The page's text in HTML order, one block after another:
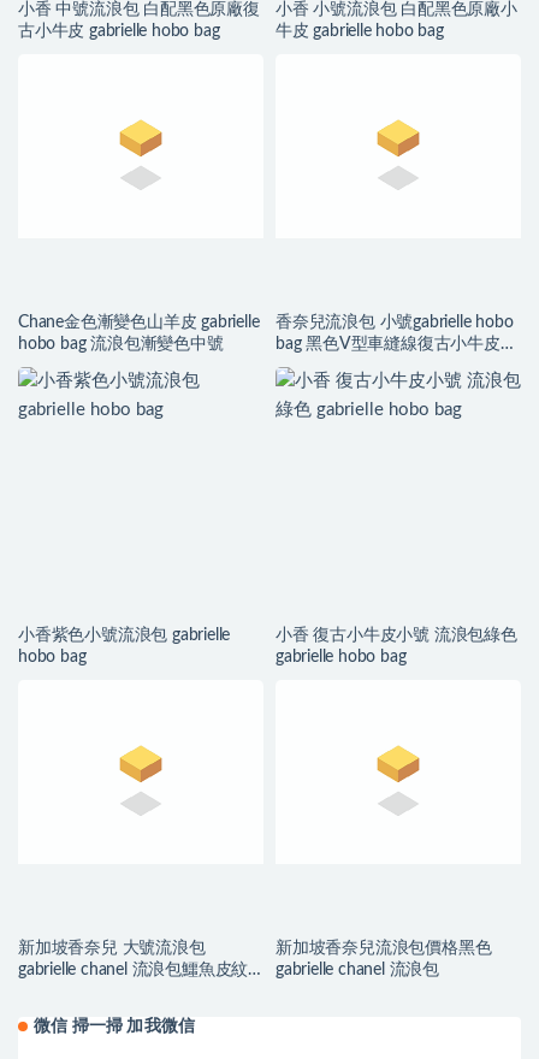
小香 中號流浪包 白配黑色原廠復
古小牛皮 gabrielle hobo bag
小香 小號流浪包 白配黑色原廠小
牛皮 gabrielle hobo bag
Chane金色漸變色山羊皮 gabrielle
hobo bag 流浪包漸變色中號
香奈兒流浪包 小號gabrielle hobo
bag 黑色V型車縫線復古小牛皮、
銀色與金色金屬
小香紫色小號流浪包 gabrielle
hobo bag
小香 復古小牛皮小號 流浪包綠色
gabrielle hobo bag
新加坡香奈兒 大號流浪包
gabrielle chanel 流浪包鱷魚皮紋
新加坡香奈兒流浪包價格黑色
gabrielle chanel 流浪包
微信 掃一掃 加我微信